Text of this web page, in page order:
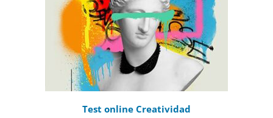
€99.00
Test online Creatividad